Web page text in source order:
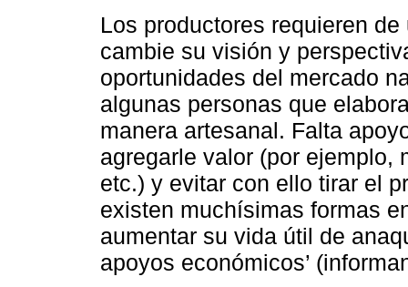
Los productores requieren
cambie su visión y
oportunidades del mercado
algunas personas que
manera artesanal. Falta
agregarle valor (por ejemplo,
etc.) y evitar con ello tirar el
existen muchísimas formas
aumentar su vida útil de
apoyos económicos’